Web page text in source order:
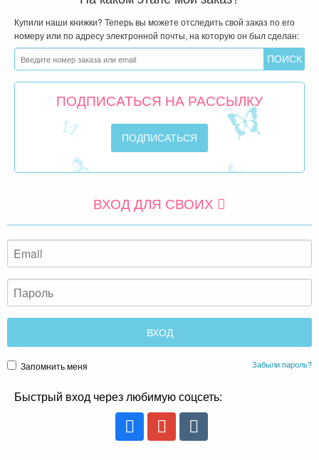
Купили наши книжки? Теперь вы можете отследить свой заказ по его
номеру или по адресу электронной почты, на которую он был сделан:
ПОДПИСАТЬСЯ НА РАССЫЛКУ
ВХОД ДЛЯ СВОИХ
Запомнить меня Забыли пароль?
Быстрый вход через любимую соцсеть: